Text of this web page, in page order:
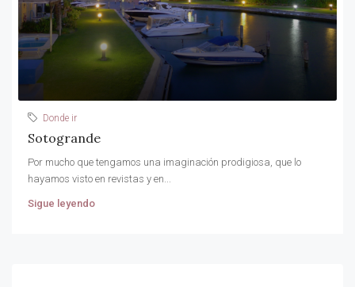
Donde ir
Sotogrande
Por mucho que tengamos una imaginación prodigiosa, que lo
hayamos visto en revistas y en...
Sigue leyendo